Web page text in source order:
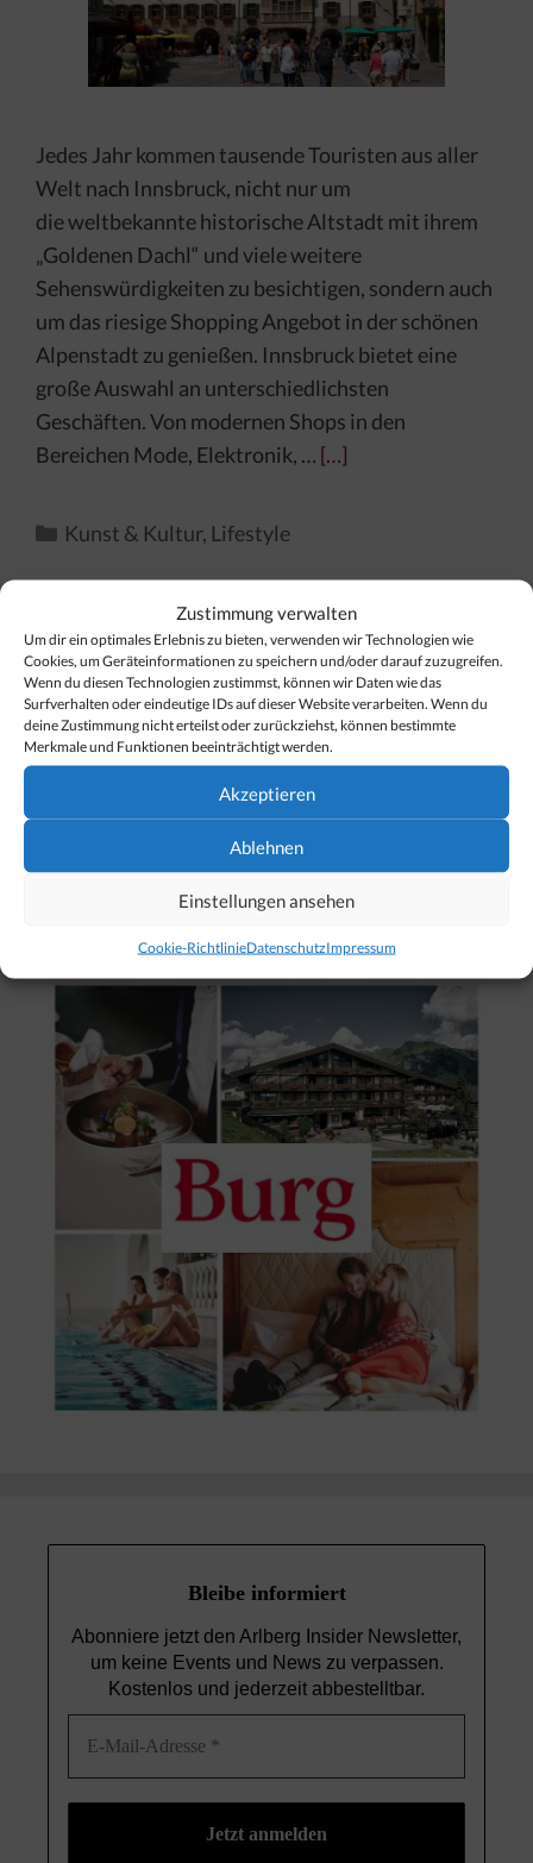
Zustimmung verwalten
Um dir ein optimales Erlebnis zu bieten, verwenden wir Technologien wie
Cookies, um Geräteinformationen zu speichern und/oder darauf zuzugreifen.
Wenn du diesen Technologien zustimmst, können wir Daten wie das
Surfverhalten oder eindeutige IDs auf dieser Website verarbeiten. Wenn du
deine Zustimmung nicht erteilst oder zurückziehst, können bestimmte
Merkmale und Funktionen beeinträchtigt werden.
Akzeptieren
Ablehnen
Einstellungen ansehen
Cookie-RichtlinieDatenschutzImpressum
Jedes Jahr kommen tausende Touristen aus aller
Welt nach Innsbruck, nicht nur um
die weltbekannte historische Altstadt mit ihrem
„Goldenen Dachl“ und viele weitere
Sehenswürdigkeiten zu besichtigen, sondern auch
um das riesige Shopping Angebot in der schönen
Alpenstadt zu genießen. Innsbruck bietet eine
große Auswahl an unterschiedlichsten
Geschäften. Von modernen Shops in den
Bereichen Mode, Elektronik, … […]
Kategorien
Kunst & Kultur, Lifestyle
Finden Sie Ihr Thema…
Suchen
Bleibe informiert
Abonniere jetzt den Arlberg Insider Newsletter,
um keine Events und Newszu verpassen.
Kostenlos und jederzeit abbestelltbar.